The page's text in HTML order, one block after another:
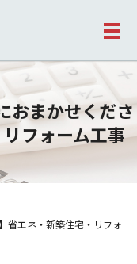
メ
おまかせくださ
フォーム工事
省エネ・新築住宅・リフォ